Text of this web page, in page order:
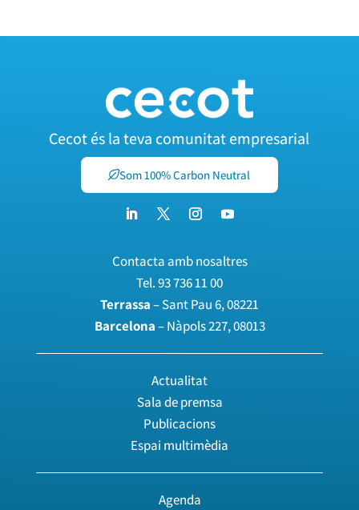
Cecot és la teva comunitat empresarial
Som 100% Carbon Neutral
Contacta amb nosaltres
Tel.93 736 11 00
Terrassa– Sant Pau 6, 08221
Barcelona– Nàpols 227, 08013
Actualitat
Sala de premsa
Publicacions
Espai multimèdia
Agenda